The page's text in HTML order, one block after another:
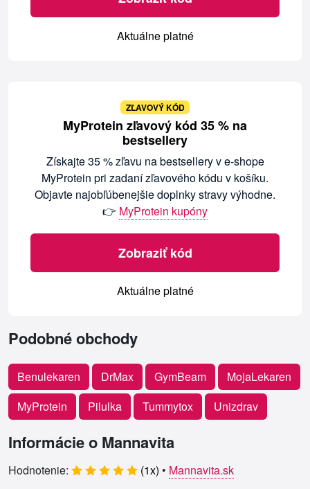
Aktuálne platné
ZĽAVOVÝ KÓD
MyProtein zľavový kód 35 % na
bestsellery
Získajte 35 % zľavu na bestsellery v e-shope
MyProtein pri zadaní zľavového kódu v košíku.
Objavte najobľúbenejšie doplnky stravy výhodne.
👉 MyProtein kupóny
Zobraziť kód
Aktuálne platné
Podobné obchody
Benulekaren DrMax GymBeam
MojaLekaren
MyProtein
Pilulka Tummytox Unizdrav
Informácie o Mannavita
Hodnotenie: (1x) • Mannavita.sk